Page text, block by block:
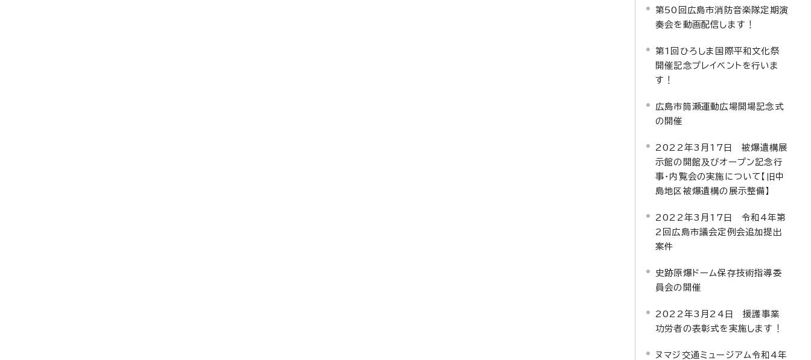
第50回広島市消防音楽隊定期演
奏会を動画配信します！
第1回ひろしま国際平和文化祭
開催記念プレイベントを行いま
す！
広島市筒瀬運動広場開場記念式
の開催
2022年3月17日 被爆遺構展
示館の開館及びオープン記念行
事・内覧会の実施について【旧中
島地区被爆遺構の展示整備】
2022年3月17日 令和4年第
2回広島市議会定例会追加提出
案件
史跡原爆ドーム保存技術指導委
員会の開催
2022年3月24日 援護事業
功労者の表彰式を実施します！
ヌマジ交通ミュージアム令和4年